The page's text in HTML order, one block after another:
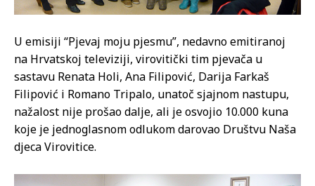
U emisiji “Pjevaj moju pjesmu”, nedavno emitiranoj
na Hrvatskoj televiziji, virovitički tim pjevača u
sastavu Renata Holi, Ana Filipović, Darija Farkaš
Filipović i Romano Tripalo, unatoč sjajnom nastupu,
nažalost nije prošao dalje, ali je osvojio 10.000 kuna
koje je jednoglasnom odlukom darovao Društvu Naša
djeca Virovitice.